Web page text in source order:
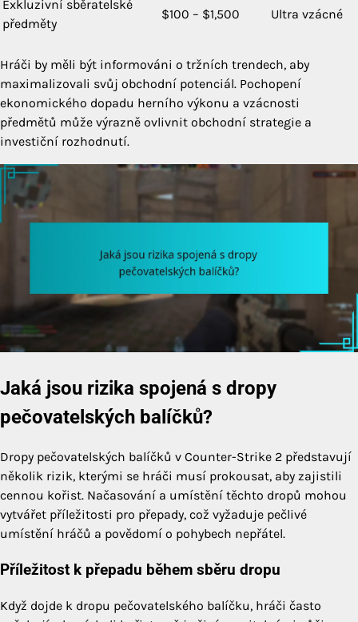
Exkluzivní sběratelské
předměty
$100 – $1,500 Ultra vzácné
Hráči by měli být informováni o tržních trendech, aby
maximalizovali svůj obchodní potenciál. Pochopení
ekonomického dopadu herního výkonu a vzácnosti
předmětů může výrazně ovlivnit obchodní strategie a
investiční rozhodnutí.
Jaká jsou rizika spojená s dropy
pečovatelských balíčků?
Dropy pečovatelských balíčků v Counter-Strike 2 představují
několik rizik, kterými se hráči musí prokousat, aby zajistili
cennou kořist. Načasování a umístění těchto dropů mohou
vytvářet příležitosti pro přepady, což vyžaduje pečlivé
umístění hráčů a povědomí o pohybech nepřátel.
Příležitost k přepadu během sběru dropu
Když dojde k dropu pečovatelského balíčku, hráči často